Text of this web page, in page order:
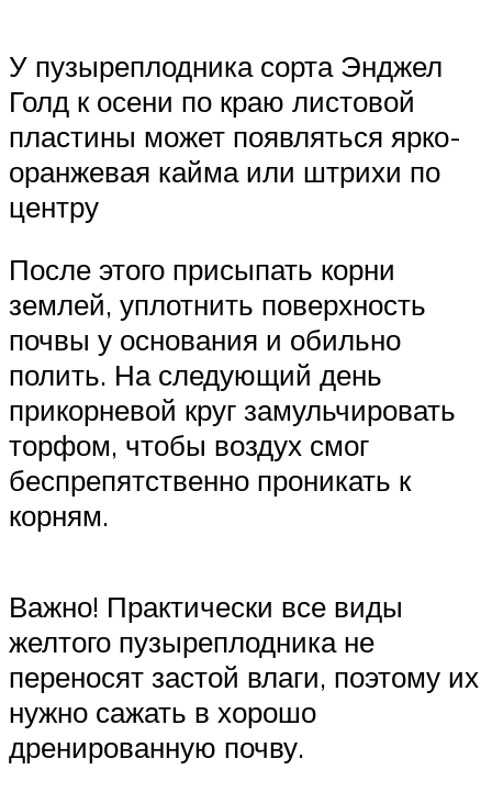
У пузыреплодника сорта Энджел
Голд к осени по краю листовой
пластины может появляться ярко-
оранжевая кайма или штрихи по
центру
После этого присыпать корни
землей, уплотнить поверхность
почвы у основания и обильно
полить. На следующий день
прикорневой круг замульчировать
торфом, чтобы воздух смог
беспрепятственно проникать к
корням.
Важно! Практически все виды
желтого пузыреплодника не
переносят застой влаги, поэтому их
нужно сажать в хорошо
дренированную почву.